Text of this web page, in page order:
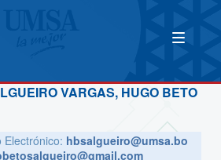
VARGAS, HUGO BETO
Electrónico: hbsalgueiro@umsa.bo